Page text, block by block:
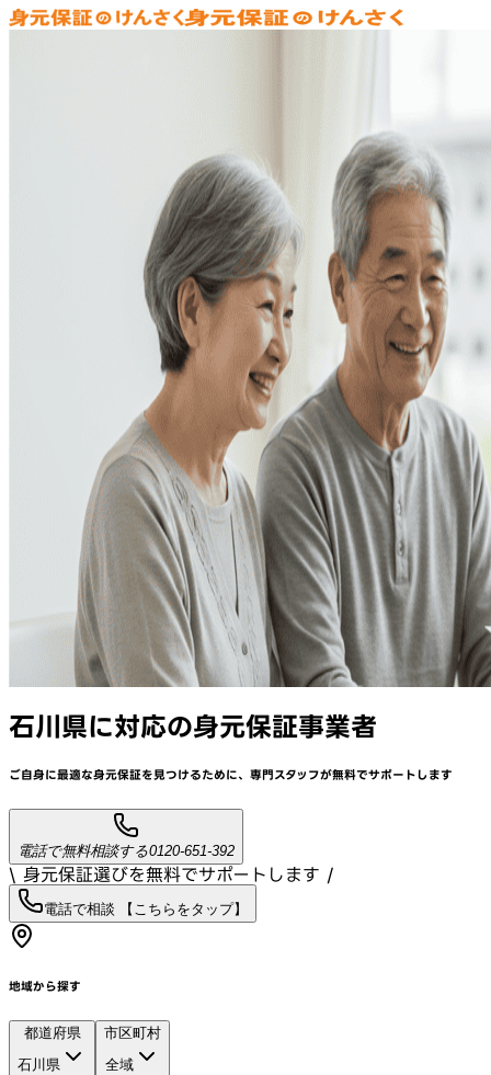
石川県に対応の身元保証事業者
ご自身に最適な身元保証を見つけるために、 専門スタッフが無料でサポートします
電話で無料相談する0120-651-392
\ 身元保証選びを無料でサポートします /
電話で相談 【こちらをタップ】
地域から探す
都道府県
石川県
市区町村
全域